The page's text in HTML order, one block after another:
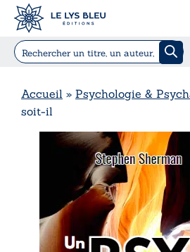
Accueil » Psychologie &
soit-il